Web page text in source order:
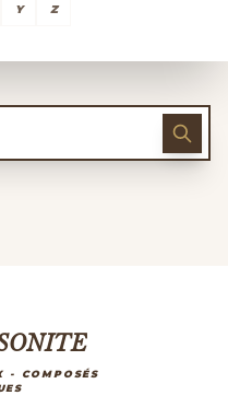
Y Z
- COMPOSÉS